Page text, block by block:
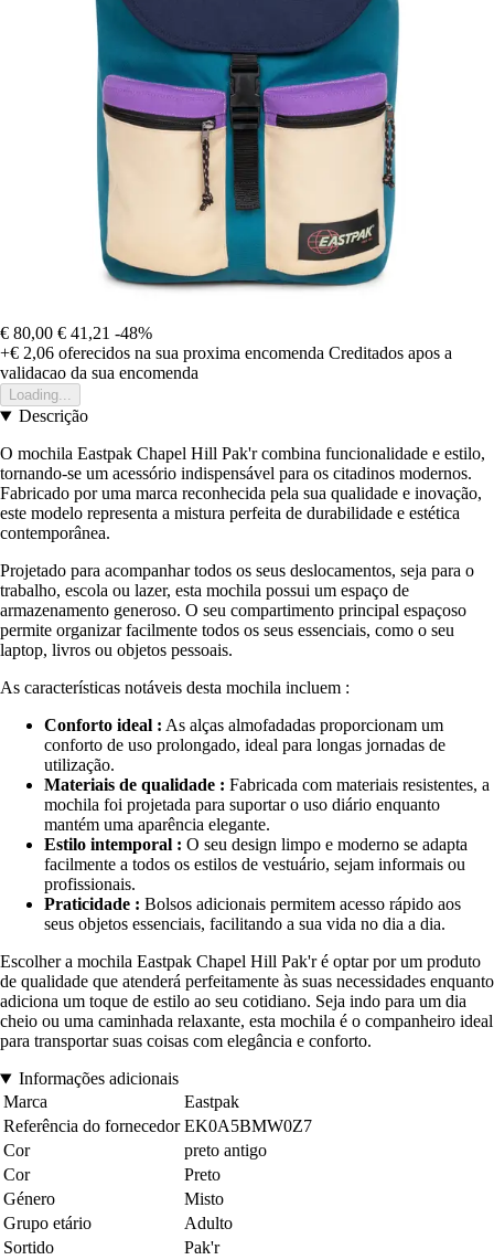
€ 80,00 € 41,21 -48%
+€ 2,06 oferecidos na sua proxima encomenda Creditados apos a
validacao da sua encomenda
Loading...
Descrição
O mochila Eastpak Chapel Hill Pak'r combina funcionalidade e estilo,
tornando-se um acessório indispensável para os citadinos modernos.
Fabricado por uma marca reconhecida pela sua qualidade e inovação,
este modelo representa a mistura perfeita de durabilidade e estética
contemporânea.
Projetado para acompanhar todos os seus deslocamentos, seja para o
trabalho, escola ou lazer, esta mochila possui um espaço de
armazenamento generoso. O seu compartimento principal espaçoso
permite organizar facilmente todos os seus essenciais, como o seu
laptop, livros ou objetos pessoais.
As características notáveis desta mochila incluem :
Conforto ideal : As alças almofadadas proporcionam um
conforto de uso prolongado, ideal para longas jornadas de
utilização.
Materiais de qualidade : Fabricada com materiais resistentes, a
mochila foi projetada para suportar o uso diário enquanto
mantém uma aparência elegante.
Estilo intemporal : O seu design limpo e moderno se adapta
facilmente a todos os estilos de vestuário, sejam informais ou
profissionais.
Praticidade : Bolsos adicionais permitem acesso rápido aos
seus objetos essenciais, facilitando a sua vida no dia a dia.
Escolher a mochila Eastpak Chapel Hill Pak'r é optar por um produto
de qualidade que atenderá perfeitamente às suas necessidades enquanto
adiciona um toque de estilo ao seu cotidiano. Seja indo para um dia
cheio ou uma caminhada relaxante, esta mochila é o companheiro ideal
para transportar suas coisas com elegância e conforto.
Informações adicionais
Marca
Eastpak
Referência do fornecedor EK0A5BMW0Z7
Cor
preto antigo
Cor
Preto
Género
Misto
Grupo etário
Adulto
Sortido
Pak'r